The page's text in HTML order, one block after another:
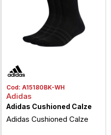
Cod: A15180BK-WH
Adidas
Adidas Cushioned Calze
Adidas Cushioned Calze